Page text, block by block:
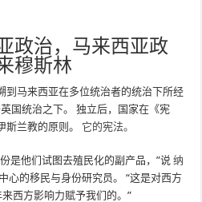
政治，马来西亚政
穆斯林
到马来西亚在多位统治者的统治下所经
国统治之下。 独立后，国家在《宪
斯兰教的原则。 它的宪法。
是他们试图去殖民化的副产品，”说纳
心的移民与身份研究员。 “这是对西方
西方影响力赋予我们的。”